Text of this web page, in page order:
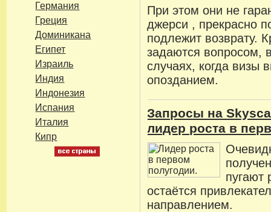
Германия
Греция
Доминикана
Египет
Израиль
Индия
Индонезия
Испания
Италия
Кипр
При этом они не
джерси , прекрасно
подлежит возврату.
задаются вопросом,
случаях, когда визы
опозданием.
Запросы на
лидер роста в
пугают
остаётся
направлением.